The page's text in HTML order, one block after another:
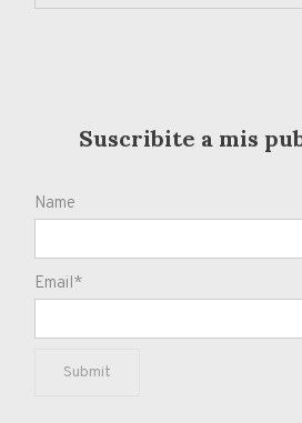
Suscribite a mis
Name
Email*